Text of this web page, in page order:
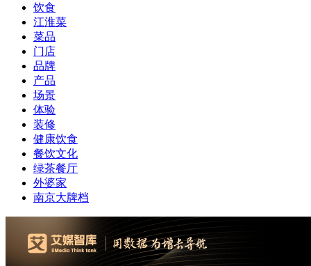
饮食
江淮菜
菜品
门店
品牌
产品
场景
体验
装修
健康饮食
餐饮文化
绿茶餐厅
外婆家
南京大牌档